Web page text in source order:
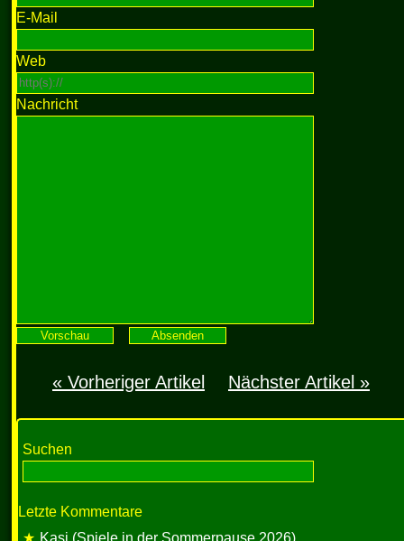
E-Mail
Web
Nachricht
« Vorheriger Artikel Nächster Artikel »
Suchen
Letzte Kommentare
Kasi (Spiele in der Sommerpause 2026)